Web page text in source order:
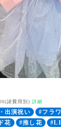
諸費用別) 詳細
出演祝い
#フラ
花 #推し花